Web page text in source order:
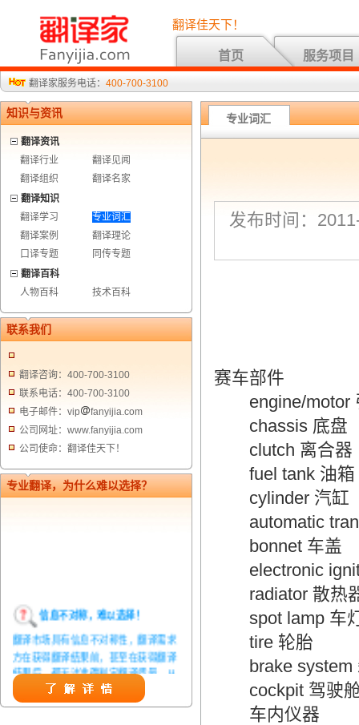
翻译佳天下！
首页 服务项目
翻译家服务电话： 400-700-3100
知识与资讯
翻译资讯
翻译行业
翻译见闻
翻译组织
翻译名家
翻译知识
翻译学习
专业词汇
翻译案例
翻译理论
口译专题
同传专题
翻译百科
人物百科
技术百科
联系我们
翻译咨询：400-700-3100
联系电话：400-700-3100
电子邮件：vip
fanyijia.com
公司网址：www.fanyijia.com
公司使命：翻译佳天下！
专业翻译，为什么难以选择？
信息不对称，难以选择！
翻译市场具有信息不对称性，翻译需求
方在获得翻译结果前，甚至在获得翻译
结果后，都无法准确判定翻译质量。从
而给劣质翻译者提供了一定生存条件，
造成翻译市场鱼龙混杂，难以选择。
专业词汇
发布时间：
赛车部件
engine/motor
chassis 底盘
clutch 离合器
fuel tank 油箱
cylinder 汽缸
automatic
bonnet 车盖
electronic
radiator 散热
spot lamp 车
tire 轮胎
brake system
cockpit 驾驶
车内仪器